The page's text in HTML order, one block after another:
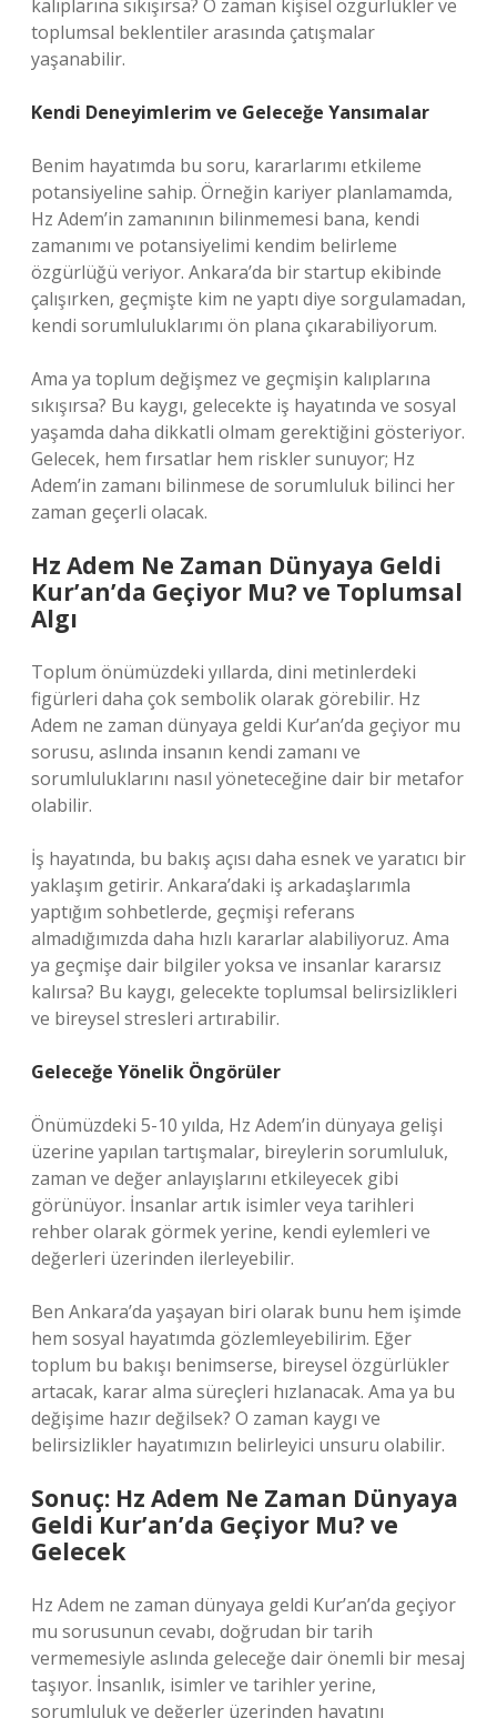
kalıplarına sıkışırsa? O zaman kişisel özgürlükler ve
toplumsal beklentiler arasında çatışmalar
yaşanabilir.
Kendi Deneyimlerim ve Geleceğe Yansımalar
Benim hayatımda bu soru, kararlarımı etkileme
potansiyeline sahip. Örneğin kariyer planlamamda,
Hz Adem’in zamanının bilinmemesi bana, kendi
zamanımı ve potansiyelimi kendim belirleme
özgürlüğü veriyor. Ankara’da bir startup ekibinde
çalışırken, geçmişte kim ne yaptı diye sorgulamadan,
kendi sorumluluklarımı ön plana çıkarabiliyorum.
Ama ya toplum değişmez ve geçmişin kalıplarına
sıkışırsa? Bu kaygı, gelecekte iş hayatında ve sosyal
yaşamda daha dikkatli olmam gerektiğini gösteriyor.
Gelecek, hem fırsatlar hem riskler sunuyor; Hz
Adem’in zamanı bilinmese de sorumluluk bilinci her
zaman geçerli olacak.
Hz Adem Ne Zaman Dünyaya Geldi
Kur’an’da Geçiyor Mu? ve Toplumsal
Algı
Toplum önümüzdeki yıllarda, dini metinlerdeki
figürleri daha çok sembolik olarak görebilir. Hz
Adem ne zaman dünyaya geldi Kur’an’da geçiyor mu
sorusu, aslında insanın kendi zamanı ve
sorumluluklarını nasıl yöneteceğine dair bir metafor
olabilir.
İş hayatında, bu bakış açısı daha esnek ve yaratıcı bir
yaklaşım getirir. Ankara’daki iş arkadaşlarımla
yaptığım sohbetlerde, geçmişi referans
almadığımızda daha hızlı kararlar alabiliyoruz. Ama
ya geçmişe dair bilgiler yoksa ve insanlar kararsız
kalırsa? Bu kaygı, gelecekte toplumsal belirsizlikleri
ve bireysel stresleri artırabilir.
Geleceğe Yönelik Öngörüler
Önümüzdeki 5-10 yılda, Hz Adem’in dünyaya gelişi
üzerine yapılan tartışmalar, bireylerin sorumluluk,
zaman ve değer anlayışlarını etkileyecek gibi
görünüyor. İnsanlar artık isimler veya tarihleri
rehber olarak görmek yerine, kendi eylemleri ve
değerleri üzerinden ilerleyebilir.
Ben Ankara’da yaşayan biri olarak bunu hem işimde
hem sosyal hayatımda gözlemleyebilirim. Eğer
toplum bu bakışı benimserse, bireysel özgürlükler
artacak, karar alma süreçleri hızlanacak. Ama ya bu
değişime hazır değilsek? O zaman kaygı ve
belirsizlikler hayatımızın belirleyici unsuru olabilir.
Sonuç: Hz Adem Ne Zaman Dünyaya
Geldi Kur’an’da Geçiyor Mu? ve
Gelecek
Hz Adem ne zaman dünyaya geldi Kur’an’da geçiyor
mu sorusunun cevabı, doğrudan bir tarih
vermemesiyle aslında geleceğe dair önemli bir mesaj
taşıyor. İnsanlık, isimler ve tarihler yerine,
sorumluluk ve değerler üzerinden hayatını